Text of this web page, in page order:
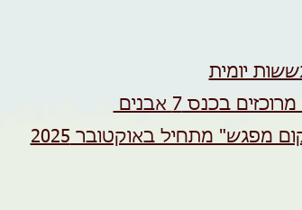
יומית
מתחיל באוקטובר 2025